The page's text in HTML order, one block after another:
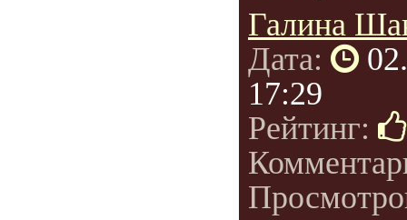
Галина
Дата:
17:29
Рейтинг: